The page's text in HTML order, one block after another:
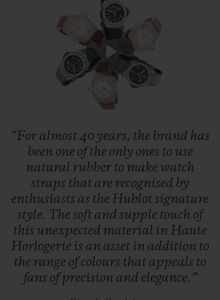
Play
Video
“For almost40 years, the brand has
been one ofthe only ones to use
natural rubber to make watch
straps that are recognised by
enthusiasts as the Hublotsignature
style. The soft and supple touch of
this unexpected material in Haute
Horlogerie is an asset in addition to
the range ofcolours that appeals to
fans ofprecision and elegance.”